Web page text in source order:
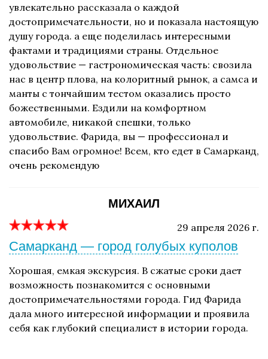
увлекательно рассказала о каждой
достопримечательности, но и показала настоящую
душу города. а еще поделилась интересными
фактами и традициями страны. Отдельное
удовольствие — гастрономическая часть: свозила
нас в центр плова, на колоритный рынок, а самса и
манты с тончайшим тестом оказались просто
божественными. Ездили на комфортном
автомобиле, никакой спешки, только
удовольствие. Фарида, вы — профессионал и
спасибо Вам огромное! Всем, кто едет в Самарканд,
очень рекомендую
МИХАИЛ
29 апреля 2026 г.
Самарканд — город голубых куполов
Хорошая, емкая экскурсия. В сжатые сроки дает
возможность познакомится с основными
достопримечательностями города. Гид Фарида
дала много интересной информации и проявила
себя как глубокий специалист в истории города.